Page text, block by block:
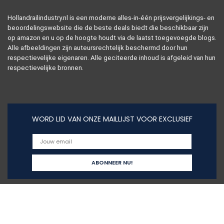
Hollandrailindustry.nl is een moderne alles-in-één prijsvergelijkings- en
beoordelingswebsite die de beste deals biedt die beschikbaar zijn
op amazon en u op de hoogte houdt via de laatst toegevoegde blogs.
Alle afbeeldingen zijn auteursrechtelijk beschermd door hun
respectievelijke eigenaren. Alle geciteerde inhoud is afgeleid van hun
respectievelijke bronnen.
WORD LID VAN ONZE MAILLIJST VOOR EXCLUSIEF